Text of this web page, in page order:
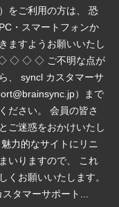
をご利用の方は、 恐
・スマートフォンか
ますようお願いいたし
◇ ◇ ◇ ご不明な点が
、 syncl カスタマーサ
）まで
ださい。 会員の皆さ
ご迷惑をおかけいたし
力的なサイトにリニ
いりますので、 これ
くお願いいたします。
タマーサポート...